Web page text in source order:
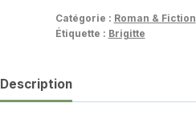
Catégorie : Roman & Fiction
Étiquette : Brigitte
Description